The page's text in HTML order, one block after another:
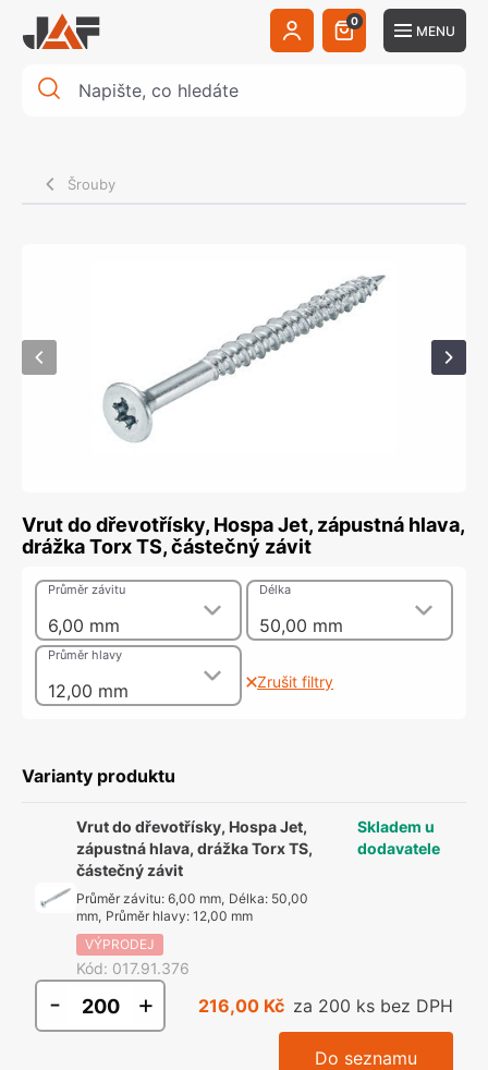
0
MENU
Šrouby
Vrut do dřevotřísky, Hospa Jet, zápustná hlava,
drážka Torx TS, částečný závit
6,00 mm
Průměr závitu
50,00 mm
Délka
12,00 mm
Průměr hlavy
Zrušit filtry
Varianty produktu
Vrut do dřevotřísky, Hospa Jet,
zápustná hlava, drážka Torx TS,
částečný závit
Průměr závitu:6,00 mm, Délka: 50,00
mm, Průměr hlavy:12,00 mm
VÝPRODEJ
Kód: 017.91.376
Skladem u
dodavatele
- + 216,00 Kč za 200 ks bez DPH
Do seznamu